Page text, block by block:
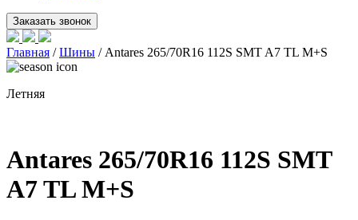
Главная /Шины / Antares 265/70R16 112S SMT A7 TL M+S
Летняя
Antares 265/70R16 112S SMT
A7 TL M+S